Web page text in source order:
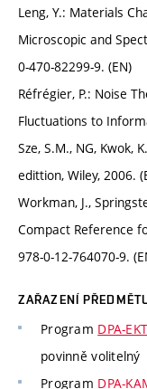
Leng, Y.: Materials
Microscopic and
0-470-82299-9. (EN)
Réfrégier, P.: Noise
Fluctuations to
Sze, S.M., NG, Kwok,
edittion, Wiley, 2006.
Workman, J.,
Compact Reference
978-0-12-764070-9.
ZAŘAZENÍ
Program DPA-EKT
povinně volitelný
Program DPA-